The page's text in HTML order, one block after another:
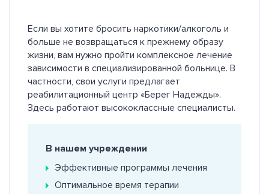
Если вы хотите бросить наркотики/алкоголь и
больше не возвращаться к прежнему образу
жизни, вам нужно пройти комплексное лечение
зависимости в специализированной больнице. В
частности, свои услуги предлагает
реабилитационный центр «Берег Надежды».
Здесь работают высококлассные специалисты.
В нашем учреждении
Эффективные программы лечения
Оптимальное время терапии